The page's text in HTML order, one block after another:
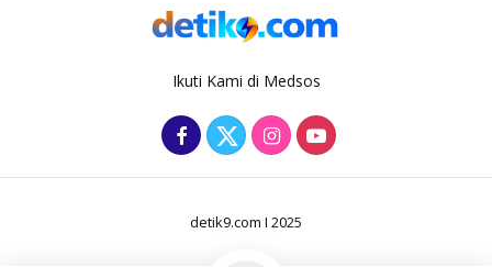
Ikuti Kami di Medsos
detik9.com I 2025